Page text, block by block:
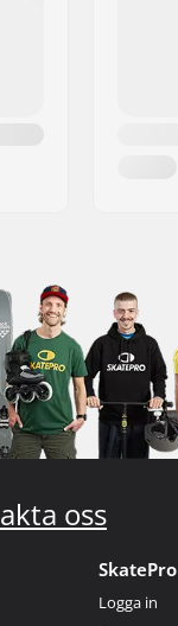
oss
SkatePro
Logga in